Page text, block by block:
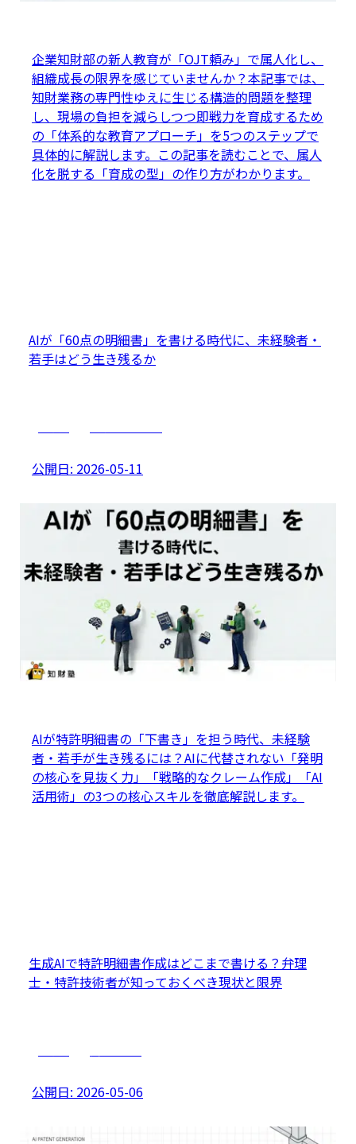
企業知財部の新人教育が「OJT頼み」で属人化し、
組織成長の限界を感じていませんか？本記事では、
知財業務の専門性ゆえに生じる構造的問題を整理
し、現場の負担を減らしつつ即戦力を育成するため
の「体系的な教育アプローチ」を5つのステップで
具体的に解説します。この記事を読むことで、属人
化を脱する「育成の型」の作り方がわかります。
AIが「60点の明細書」を書ける時代に、未経験者・
若手はどう生き残るか
公開日: 2026-05-11
AIが特許明細書の「下書き」を担う時代、未経験
者・若手が生き残るには？AIに代替されない「発明
の核心を見抜く力」「戦略的なクレーム作成」「AI
活用術」の3つの核心スキルを徹底解説します。
生成AIで特許明細書作成はどこまで書ける？弁理
士・特許技術者が知っておくべき現状と限界
公開日: 2026-05-06